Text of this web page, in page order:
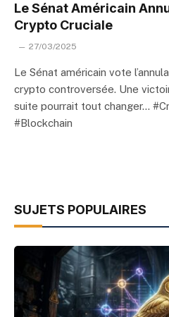
Le Sénat Américain
Crypto Cruciale
27/03/2025
Le Sénat américain vote
crypto controversée. Une
suite pourrait tout changer…
#Blockchain
SUJETS POPULAIRES